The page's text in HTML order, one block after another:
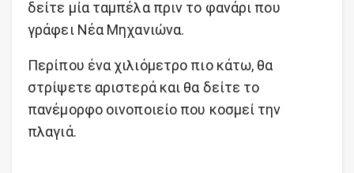
δείτε μία ταμπέλα πριν το φανάρι που
γράφει Νέα Μηχανιώνα.
Περίπου ένα χιλιόμετρο πιο κάτω, θα
στρίψετε αριστερά και θα δείτε το
πανέμορφο οινοποιείο που κοσμεί την
πλαγιά.